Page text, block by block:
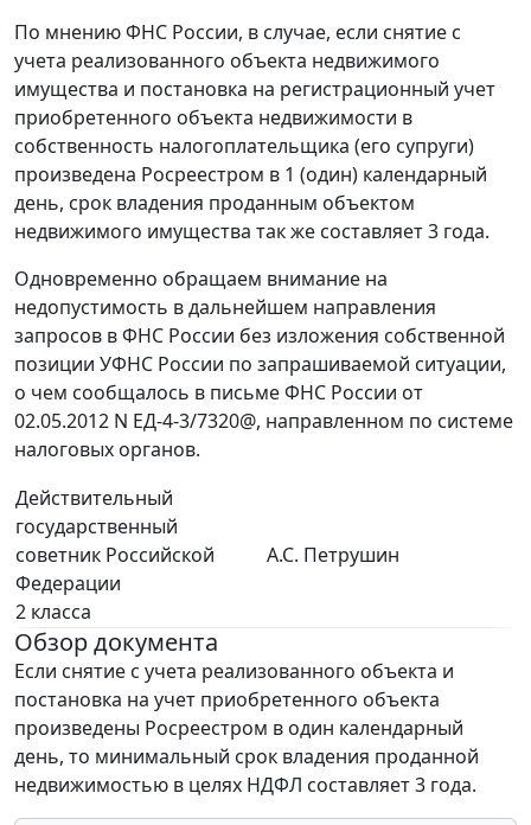
По мнению ФНС России, в случае, если снятие с
учета реализованного объекта недвижимого
имущества и постановка на регистрационный учет
приобретенного объекта недвижимости в
собственность налогоплательщика (его супруги)
произведена Росреестром в 1 (один) календарный
день, срок владения проданным объектом
недвижимого имущества так же составляет 3 года.
Одновременно обращаем внимание на
недопустимость в дальнейшем направления
запросов в ФНС России без изложения собственной
позиции УФНС России по запрашиваемой ситуации,
о чем сообщалось в письме ФНС России от
02.05.2012 N ЕД-4-3/7320@, направленном по системе
налоговых органов.
Действительный
государственный
советник Российской
Федерации
2 класса
А.С. Петрушин
Обзор документа
Если снятие с учета реализованного объекта и
постановка на учет приобретенного объекта
произведены Росреестром в один календарный
день, то минимальный срок владения проданной
недвижимостью в целях НДФЛ составляет 3 года.